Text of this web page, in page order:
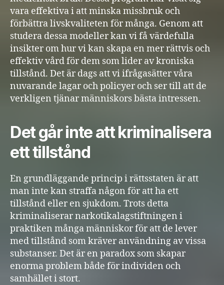
vara effektiva i att minska missbruk och
förbättra livskvaliteten för många. Genom att
studera dessa modeller kan vi få värdefulla
insikter om hur vi kan skapa en mer rättvis och
effektiv vård för dem som lider av kroniska
tillstånd. Det är dags att vi ifrågasätter våra
nuvarande lagar och policyer och ser till att de
verkligen tjänar människors bästa intressen.
Det går inte att kriminalisera
ett tillstånd
En grundläggande princip i rättsstaten är att
man inte kan straffa någon för att ha ett
tillstånd eller en sjukdom. Trots detta
kriminaliserar narkotikalagstiftningen i
praktiken många människor för att de lever
med tillstånd som kräver användning av vissa
substanser. Det är en paradox som skapar
enorma problem både för individen och
samhället i stort.